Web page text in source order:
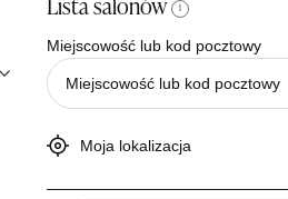
Lista salonów i
Miejscowość lub kod pocztowy
Moja lokalizacja